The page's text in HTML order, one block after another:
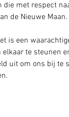
met respect
de Nieuwe Maan.
is een
te steunen
uit om ons bij te